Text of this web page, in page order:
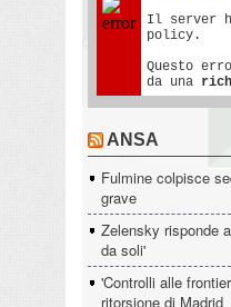
ANSA
Fulmine colpisce
grave
Zelensky risponde
da soli'
'Controlli alle
ritorsione di Madrid